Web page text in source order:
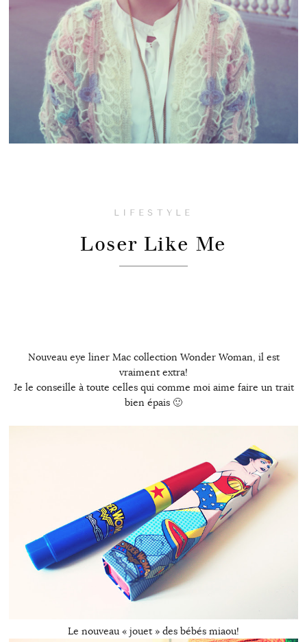
LIFESTYLE
Loser Like Me
Nouveau eye liner Mac collection Wonder Woman, il est
vraiment extra!
Je le conseille à toute celles qui comme moi aime faire un trait
bien épais 🙂
Le nouveau « jouet » des bébés miaou!